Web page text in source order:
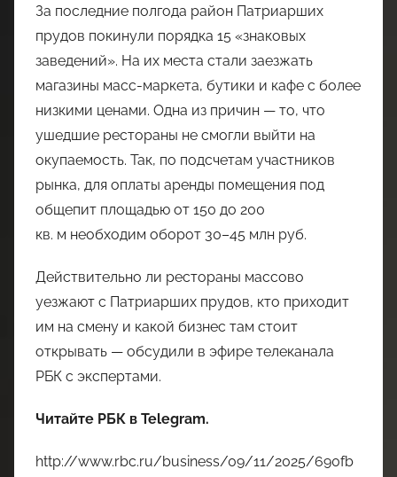
За последние полгода район Патриарших
прудов покинули порядка 15 «знаковых
заведений». На их места стали заезжать
магазины масс-маркета, бутики и кафе с более
низкими ценами. Одна из причин — то, что
ушедшие рестораны не смогли выйти на
окупаемость. Так, по подсчетам участников
рынка, для оплаты аренды помещения под
общепит площадью от 150 до 200
кв. м необходим оборот 30–45 млн руб.
Действительно ли рестораны массово
уезжают с Патриарших прудов, кто приходит
им на смену и какой бизнес там стоит
открывать — обсудили в эфире телеканала
РБК с экспертами.
Читайте РБК в Telegram.
http://www.rbc.ru/business/09/11/2025/690fb